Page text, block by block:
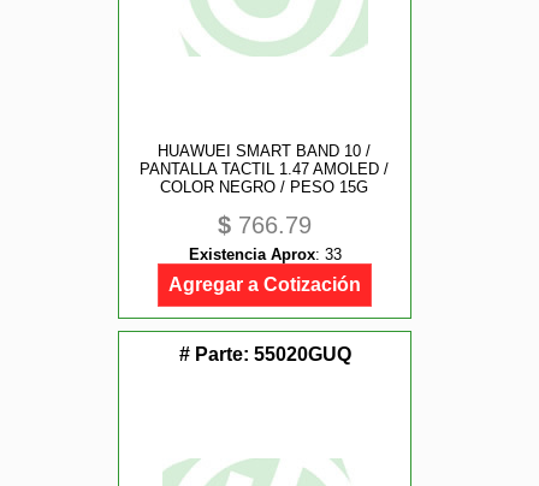
HUAWUEI SMART BAND 10 /
PANTALLA TACTIL 1.47 AMOLED /
COLOR NEGRO / PESO 15G
$ 766.79
Existencia Aprox: 33
Agregar a Cotización
# Parte: 55020GUQ